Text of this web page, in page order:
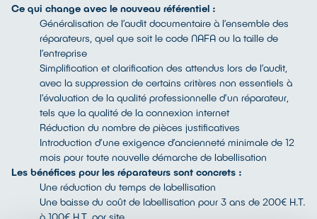
Ce qui change avec le nouveau référentiel :
Généralisation de l’audit documentaire à l’ensemble des
réparateurs, quel que soit le code NAFA ou la taille de
l’entreprise
Simplification et clarification des attendus lors de l’audit,
avec la suppression de certains critères non essentiels à
l’évaluation de la qualité professionnelle d’un réparateur,
tels que la qualité de la connexion internet
Réduction du nombre de pièces justificatives
Introduction d’une exigence d’ancienneté minimale de 12
mois pour toute nouvelle démarche de labellisation
Les bénéfices pour les réparateurs sont concrets :
Une réduction du temps de labellisation
Une baisse du coût de labellisation pour 3 ans de 200€ H.T.
à 100€ H.T. par site